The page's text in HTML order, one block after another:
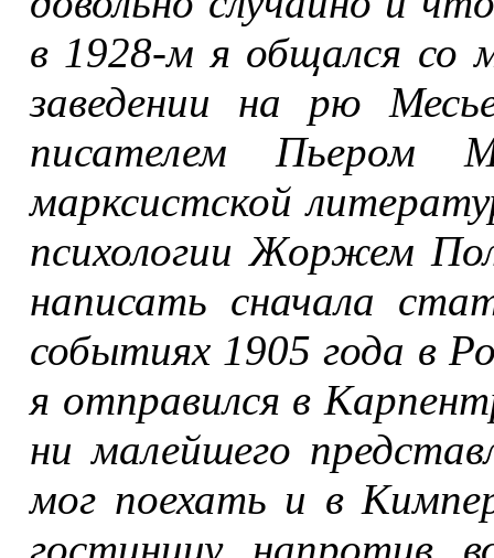
в 1928‑м я общался со
заведении на рю
писателем Пьером
марксистской
психологии Жоржем
написать сначала
событиях 1905 года в
я отправился в
ни малейшего
мог поехать и в
гостиницу напротив